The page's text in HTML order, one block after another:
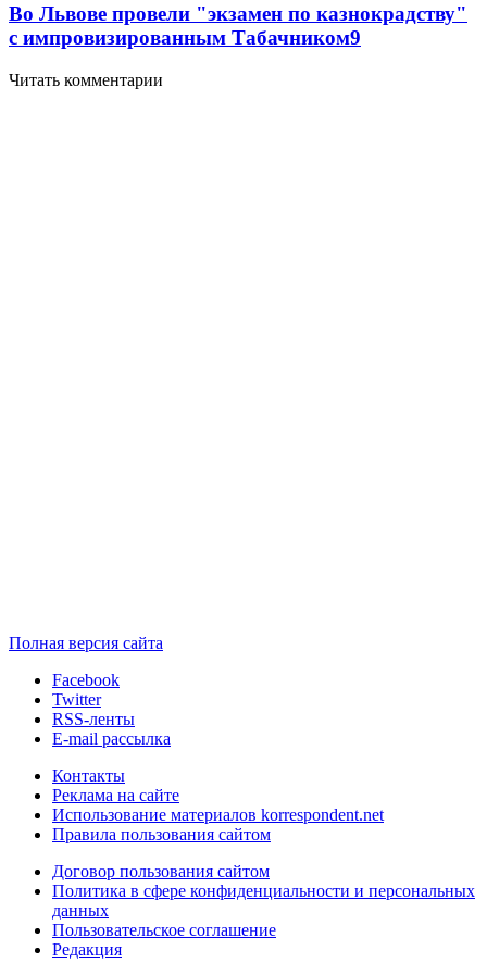
Во Львове провели "экзамен по казнокрадству"
с импровизированным Табачником9
Читать комментарии
Полная версия сайта
Facebook
Twitter
RSS-ленты
E-mail рассылка
Контакты
Реклама на сайте
Использование материалов korrespondent.net
Правила пользования сайтом
Договор пользования сайтом
Политика в сфере конфиденциальности и персональных
данных
Пользовательское соглашение
Редакция